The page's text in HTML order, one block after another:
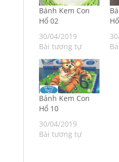
Bánh Kem Con
Hổ 02
30/04/2019
Bài tương tự
Bánh Kem Con
Hổ 10
30/04/2019
Bài tương tự